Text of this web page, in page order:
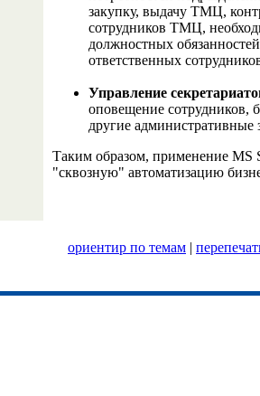
закупку, выдачу ТМЦ,
сотрудников ТМЦ,
должностных
ответственных
Управление
оповещение сотрудников,
другие административные
Таким образом, применение MS
"сквозную" автоматизацию
ориентир по темам |